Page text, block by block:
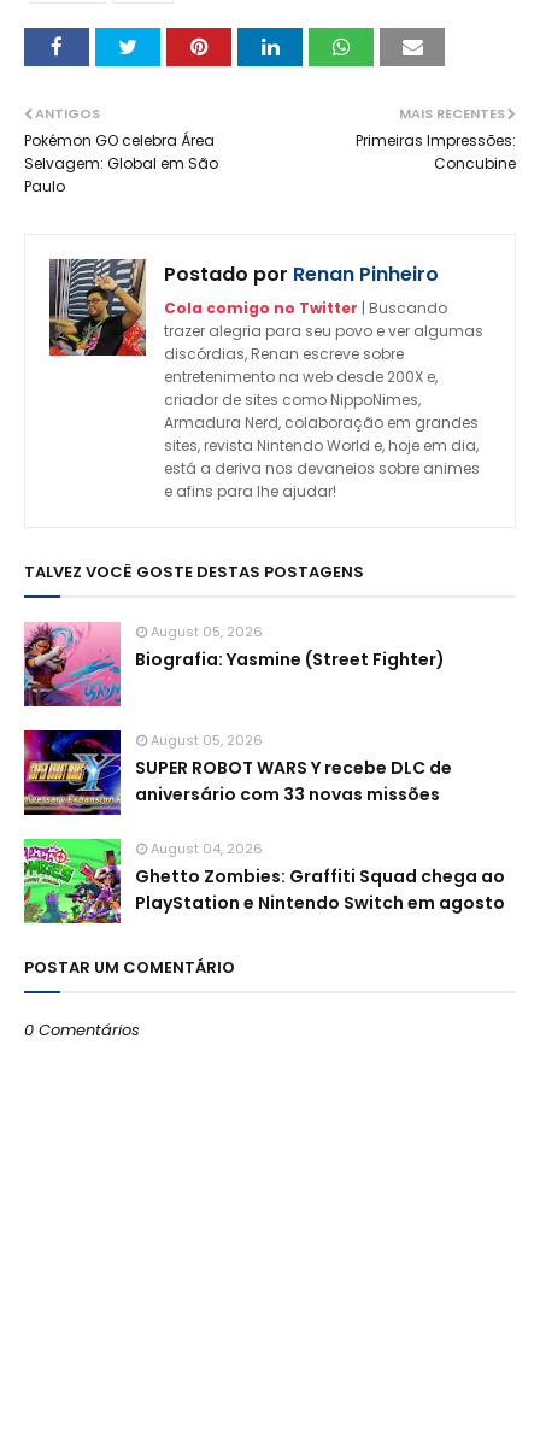
MAIS RECENTES
Primeiras Impressões:
Concubine
ANTIGOS
Pokémon GO celebra Área
Selvagem: Global em São
Paulo
Postado por Renan Pinheiro
Cola comigo no Twitter | Buscando
trazer alegria para seu povo e ver algumas
discórdias, Renan escreve sobre
entretenimento na web desde 200X e,
criador de sites como NippoNimes,
Armadura Nerd, colaboração em grandes
sites, revista Nintendo World e, hoje em dia,
está a deriva nos devaneios sobre animes
e afins para lhe ajudar!
TALVEZ VOCÊ GOSTE DESTAS POSTAGENS
August 05, 2026
Biografia: Yasmine (Street Fighter)
August 05, 2026
SUPER ROBOT WARS Y recebe DLC de
aniversário com 33 novas missões
August 04, 2026
Ghetto Zombies: Graffiti Squad chega ao
PlayStation e Nintendo Switch em agosto
POSTAR UM COMENTÁRIO
0 Comentários